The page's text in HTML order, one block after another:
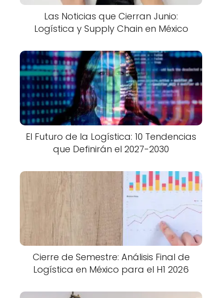
Las Noticias que Cierran Junio:
Logística y Supply Chain en México
El Futuro de la Logística: 10 Tendencias
que Definirán el 2027-2030
Cierre de Semestre: Análisis Final de
Logística en México para el H1 2026